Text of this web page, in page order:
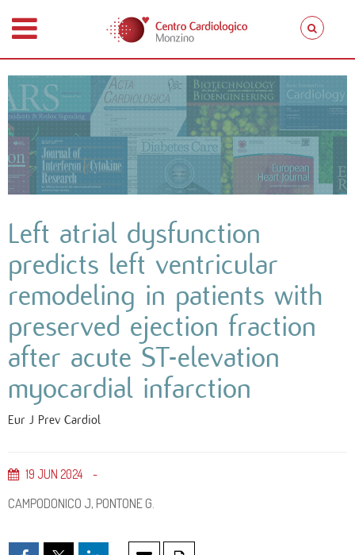
Left atrial dysfunction
predicts left ventricular
remodeling in patients with
preserved ejection fraction
after acute ST-elevation
myocardial infarction
Eur J Prev Cardiol
19 JUN 2024
CAMPODONICO J, PONTONE G.